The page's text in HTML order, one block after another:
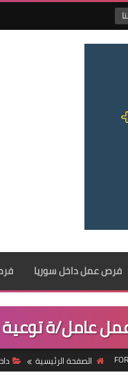
فرص عمل داخل سوريا
عامل/ة
الصفحة الرئيسية